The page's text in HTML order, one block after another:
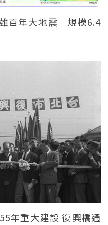
雄百年大地震 規模6.4
年重大建設 復興橋通